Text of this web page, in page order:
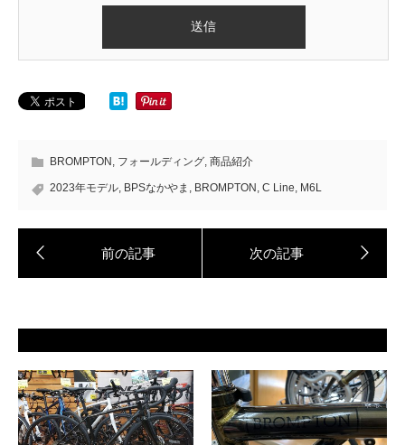
BROMPTON フォールディング 商品紹介
2023年モデル BPSなかやま BROMPTON C Line M6L